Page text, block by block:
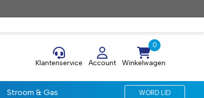
Klantenservice Account Winkelwagen
Stroom & Gas WORD LID